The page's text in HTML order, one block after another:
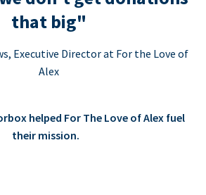
that big"
Executive Director at For the Love of
Alex
helped For The Love of Alex fuel
their mission.